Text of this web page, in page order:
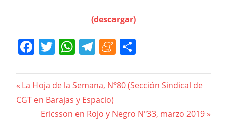
(descargar)
Facebook
Twitter
WhatsApp
Telegram
Meneame
Navegación
de
Previous
Post:
La Hoja de la Semana, Nº80 (Sección Sindical de
CGT en Barajas y Espacio)
Next
Ericsson en Rojo y Negro Nº33, marzo 2019